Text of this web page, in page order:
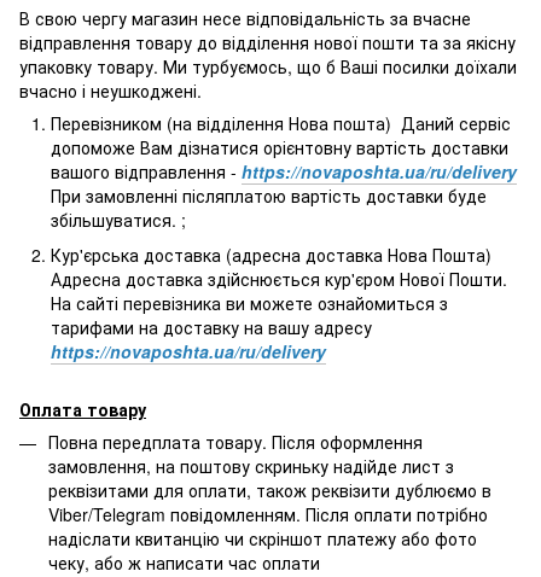
В свою чергу магазин несе відповідальність за вчасне
відправлення товару до відділення нової пошти та за якісну
упаковку товару. Ми турбуємось, що б Ваші посилки доїхали
вчасно і неушкоджені.
Перевізником (на відділення Нова пошта) Даний сервіс
допоможе Вам дізнатися орієнтовну вартість доставки
вашого відправлення - https://novaposhta.ua/ru/delivery
При замовленні післяплатою вартість доставки буде
збільшуватися. ;
Кур'єрська доставка (адресна доставка Нова Пошта)
Адресна доставка здійснюється кур'єром Нової Пошти.
На сайті перевізника ви можете ознайомиться з
тарифами на доставку на вашу адресу
https://novaposhta.ua/ru/delivery
Оплата товару
Повна передплата товару. Після оформлення
замовлення, на поштову скриньку надійде лист з
реквізитами для оплати, також реквізити дублюємо в
Viber/Telegram повідомленням. Після оплати потрібно
надіслати квитанцію чи скріншот платежу або фото
чеку, або ж написати час оплати